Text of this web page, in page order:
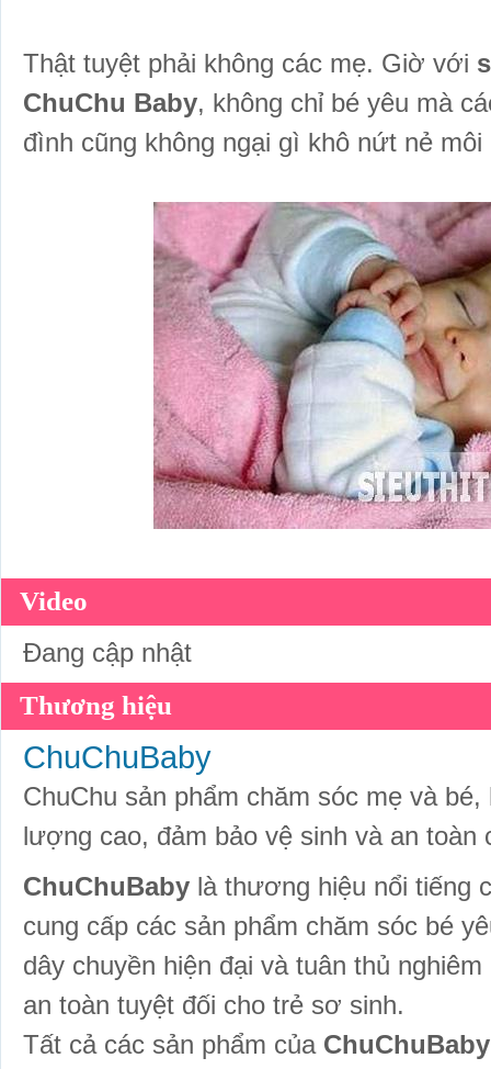
Thật tuyệt phải không các mẹ. Giờ với
ChuChu Baby, không chỉ bé yêu mà
đình cũng không ngại gì khô nứt nẻ
Video
Đang cập nhật
Thương hiệu
ChuChuBaby
ChuChu sản phẩm chăm sóc mẹ và
lượng cao, đảm bảo vệ sinh và an toàn
ChuChuBaby là thương hiệu nổi tiếng
cung cấp các sản phẩm chăm sóc bé
dây chuyền hiện đại và tuân thủ
an toàn tuyệt đối cho trẻ sơ sinh.
Tất cả các sản phẩm của